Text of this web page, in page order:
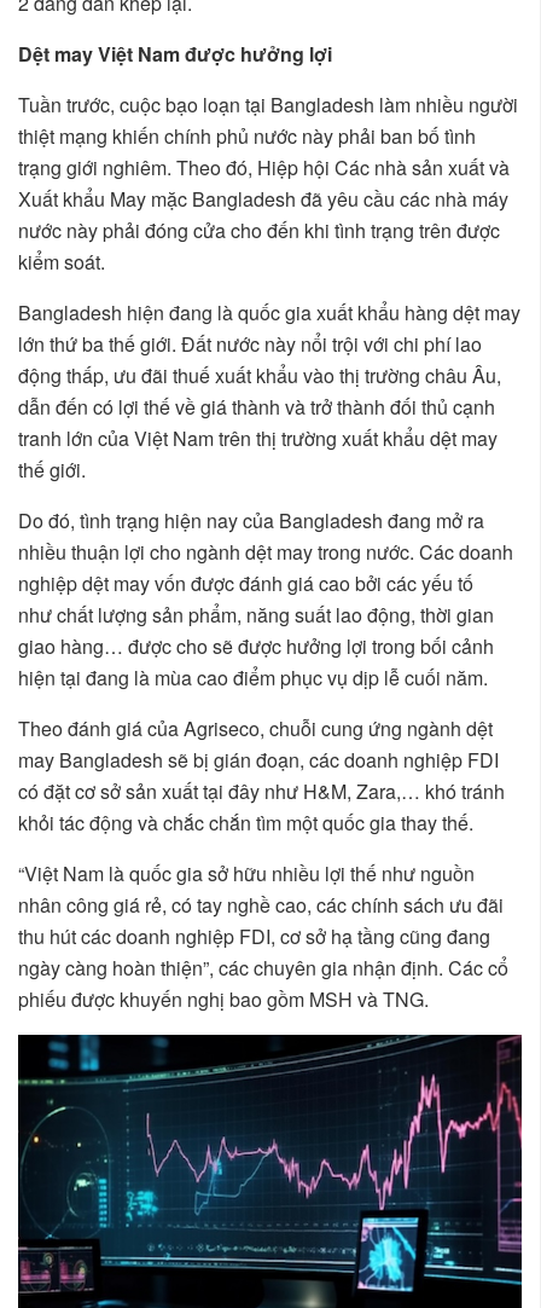
Dệt may Việt Nam được hưởng lợi
Tuần trước, cuộc bạo loạn tại Bangladesh làm nhiều người
thiệt mạng khiến chính phủ nước này phải ban bố tình
trạng giới nghiêm. Theo đó, Hiệp hội Các nhà sản xuất và
Xuất khẩu May mặc Bangladesh đã yêu cầu các nhà máy
nước này phải đóng cửa cho đến khi tình trạng trên được
kiểm soát.
Bangladesh hiện đang là quốc gia xuất khẩu hàng dệt may
lớn thứ ba thế giới. Đất nước này nổi trội với chi phí lao
động thấp, ưu đãi thuế xuất khẩu vào thị trường châu Âu,
dẫn đến có lợi thế về giá thành và trở thành đối thủ cạnh
tranh lớn của Việt Nam trên thị trường xuất khẩu dệt may
thế giới.
Do đó, tình trạng hiện nay của Bangladesh đang mở ra
nhiều thuận lợi cho ngành dệt may trong nước. Các doanh
nghiệp dệt may vốn được đánh giá cao bởi các yếu tố
như chất lượng sản phẩm, năng suất lao động, thời gian
giao hàng… được cho sẽ được hưởng lợi trong bối cảnh
hiện tại đang là mùa cao điểm phục vụ dịp lễ cuối năm.
Theo đánh giá của Agriseco, chuỗi cung ứng ngành dệt
may Bangladesh sẽ bị gián đoạn, các doanh nghiệp FDI
có đặt cơ sở sản xuất tại đây như H&M, Zara,… khó tránh
khỏi tác động và chắc chắn tìm một quốc gia thay thế.
“Việt Nam là quốc gia sở hữu nhiều lợi thế như nguồn
nhân công giá rẻ, có tay nghề cao, các chính sách ưu đãi
thu hút các doanh nghiệp FDI, cơ sở hạ tầng cũng đang
ngày càng hoàn thiện”, các chuyên gia nhận định. Các cổ
phiếu được khuyến nghị bao gồm MSH và TNG.